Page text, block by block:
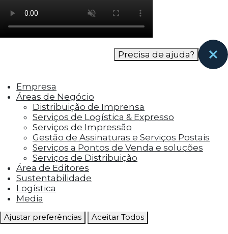
como os visitantes interagem com o site. Esses
cookies ajudam a fornecer informações sobre
as métricas do número de visitantes, taxa de
rejeição, origem do tráfego, etc.
funcionalidades, como compartilhar o
conteúdo do site em plataformas de social
media, coletar feedbacks e outros recursos de
terceiros.
Cookies Marketing
Os cookies de marketing são usados para
entregar aos visitantes anúncios
personalizados com base nas páginas que eles
visitaram antes e analisar a eficácia da
campanha publicitária.
Ajustar preferências Aceitar Todos
Precisa de ajuda?
Empresa
Áreas de Negócio
Distribuição de Imprensa
Serviços de Logística & Expresso
Serviços de Impressão
Gestão de Assinaturas e Serviços Postais
Serviços a Pontos de Venda e soluções
Serviços de Distribuição
Área de Editores
Sustentabilidade
Logística
Media